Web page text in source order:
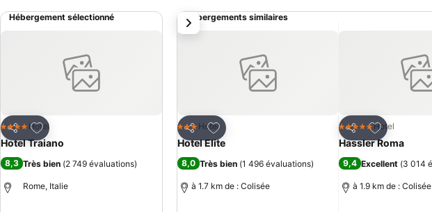
Hébergement sélectionné
Partager
Ajouter à mes favoris
4 ÉtoilesHotel
Hotel Traiano
8,3 Très bien (2 749 évaluations)
Rome, Italie
Hébergements similaires
Partager
Ajouter à mes favoris
3 ÉtoilesHotel
Hotel Elite
8,0 Très bien (1 496 évaluations)
à 1.7 km de : Colisée
Partager
Ajouter à
5 Étoiles Hotel
Hassler Roma
9,4 Excellent (3 014
à 1.9 km de : Colisée
suivant